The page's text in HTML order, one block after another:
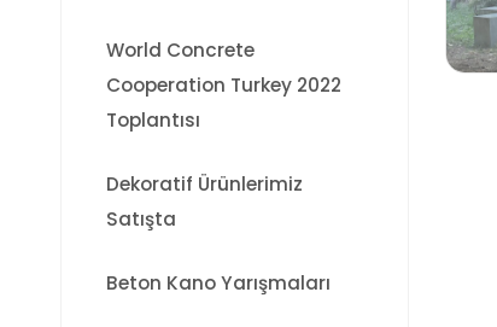
World Concrete
Cooperation Turkey 2022
Toplantısı
Dekoratif Ürünlerimiz
Satışta
Beton Kano Yarışmaları